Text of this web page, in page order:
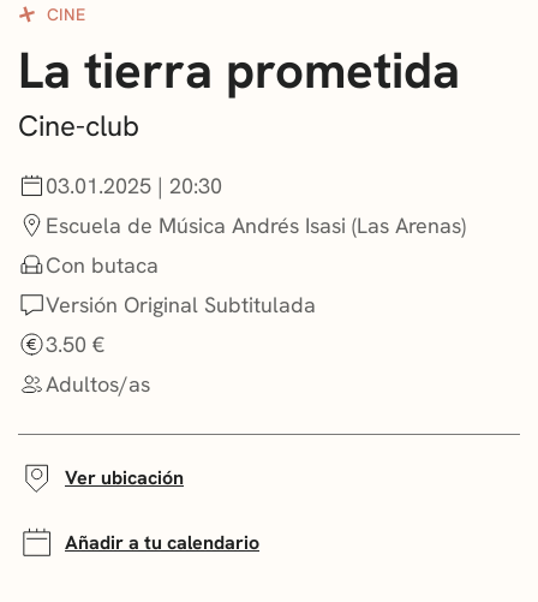
NOTICIAS
GETXO KULTURA
ASOCIACIONES CULTURALES
CINE
La tierra prometida
Cine-club
03.01.2025 | 20:30
Escuela de Música Andrés Isasi (Las Arenas)
Con butaca
Versión Original Subtitulada
3.50 €
Adultos/as
Ver ubicación
Añadir a tu calendario